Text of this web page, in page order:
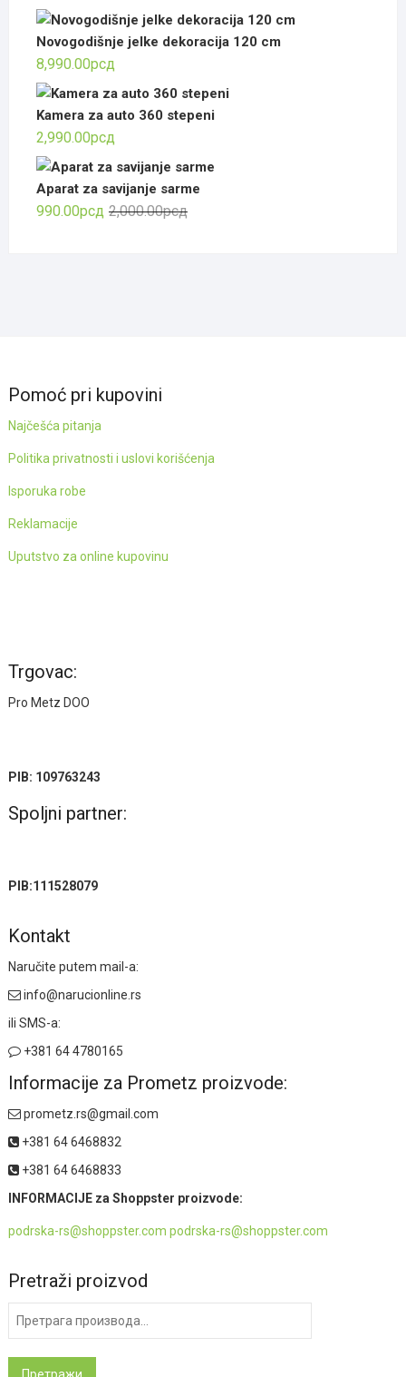
Novogodišnje jelke dekoracija 120 cm
8,990.00рсд
Kamera za auto 360 stepeni
2,990.00рсд
Aparat za savijanje sarme
2,000.00рсдОригинална
990.00рсд
Тренутна
Pomoć pri kupovini
Najčešća pitanja
Politika privatnosti i uslovi korišćenja
Isporuka robe
Reklamacije
Uputstvo za online kupovinu
Trgovac:
Pro Metz DOO
PIB: 109763243
Spoljni partner:
PIB:111528079
Kontakt
Naručite putem mail-a:
info@narucionline.rs
ili SMS-a:
+381 64 4780165
Informacije za Prometz proizvode:
prometz.rs@gmail.com
+381 64 6468832
+381 64 6468833
INFORMACIJE za Shoppster proizvode:
podrska-rs@shoppster.com podrska-rs@shoppster.com
Pretraži proizvod